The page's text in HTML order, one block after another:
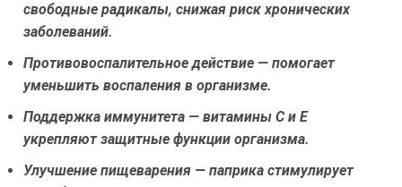
свободные радикалы, снижая риск хронических
заболеваний.
Противовоспалительное действие — помогает
уменьшить воспаления в организме.
Поддержка иммунитета — витамины С и Е
укрепляют защитные функции организма.
Улучшение пищеварения — паприка стимулирует